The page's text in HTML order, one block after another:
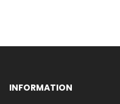
INFORMATION